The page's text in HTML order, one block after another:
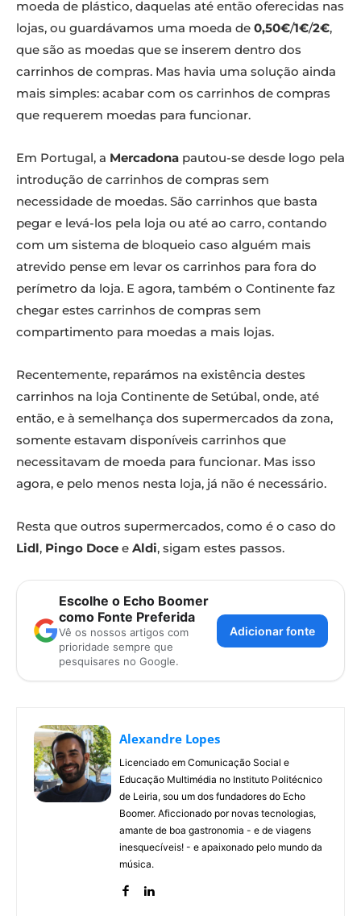
moeda de plástico, daquelas até então oferecidas nas
lojas, ou guardávamos uma moeda de 0,50€/1€/2€,
que são as moedas que se inserem dentro dos
carrinhos de compras. Mas havia uma solução ainda
mais simples: acabar com os carrinhos de compras
que requerem moedas para funcionar.
Em Portugal, a Mercadona pautou-se desde logo pela
introdução de carrinhos de compras sem
necessidade de moedas. São carrinhos que basta
pegar e levá-los pela loja ou até ao carro, contando
com um sistema de bloqueio caso alguém mais
atrevido pense em levar os carrinhos para fora do
perímetro da loja. E agora, também o Continente faz
chegar estes carrinhos de compras sem
compartimento para moedas a mais lojas.
Recentemente, reparámos na existência destes
carrinhos na loja Continente de Setúbal, onde, até
então, e à semelhança dos supermercados da zona,
somente estavam disponíveis carrinhos que
necessitavam de moeda para funcionar. Mas isso
agora, e pelo menos nesta loja, já não é necessário.
Resta que outros supermercados, como é o caso do
Lidl, Pingo Doce e Aldi, sigam estes passos.
Escolhe o Echo Boomer
como Fonte Preferida
Vê os nossos artigos com
prioridade sempre que
pesquisares no Google.
Adicionar fonte
Alexandre Lopes
Licenciado em Comunicação Social e
Educação Multimédia no Instituto Politécnico
de Leiria, sou um dos fundadores do Echo
Boomer. Aficcionado por novas tecnologias,
amante de boa gastronomia - e de viagens
inesquecíveis! - e apaixonado pelo mundo da
música.